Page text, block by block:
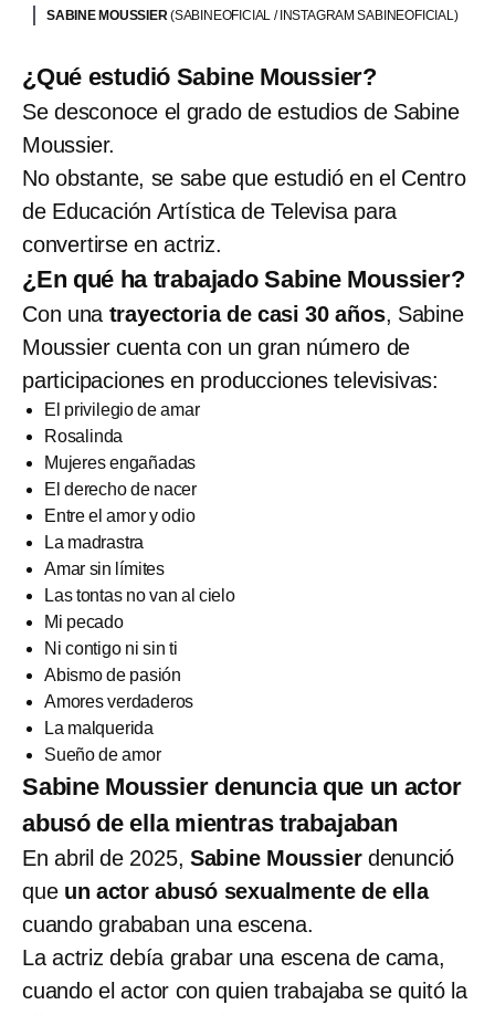
SABINE MOUSSIER (SABINEOFICIAL / INSTAGRAM SABINEOFICIAL)
¿Qué estudió Sabine Moussier?
Se desconoce el grado de estudios de Sabine
Moussier.
No obstante, se sabe que estudió en el Centro
de Educación Artística de Televisa para
convertirse en actriz.
¿En qué ha trabajado Sabine Moussier?
Con una trayectoria de casi 30 años, Sabine
Moussier cuenta con un gran número de
participaciones en producciones televisivas:
El privilegio de amar
Rosalinda
Mujeres engañadas
El derecho de nacer
Entre el amor y odio
La madrastra
Amar sin límites
Las tontas no van al cielo
Mi pecado
Ni contigo ni sin ti
Abismo de pasión
Amores verdaderos
La malquerida
Sueño de amor
Sabine Moussier denuncia que un actor
abusó de ella mientras trabajaban
En abril de 2025, Sabine Moussier denunció
que un actor abusó sexualmente de ella
cuando grababan una escena.
La actriz debía grabar una escena de cama,
cuando el actor con quien trabajaba se quitó la